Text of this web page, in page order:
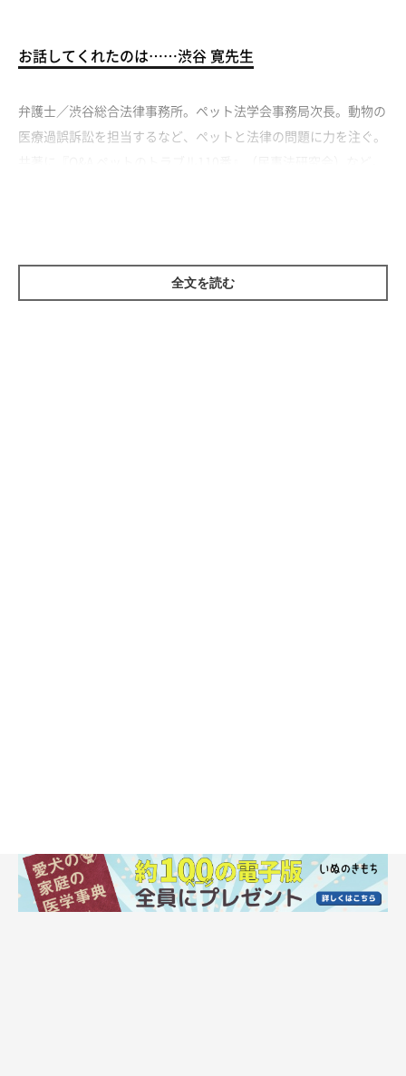
お話してくれたのは……渋谷 寛先生
弁護士／渋谷総合法律事務所。ペット法学会事務局次長。動物の
医療過誤訴訟を担当するなど、ペットと法律の問題に力を注ぐ。
入居したマンションの飼育制限で退去。仲介
業者を訴えた！
と否定されなかったこともあり、Aさんはこの物件の賃貸契約を
結ぶことに。ところが、入居後にやはり大型犬とは暮らせないと
全文を読む